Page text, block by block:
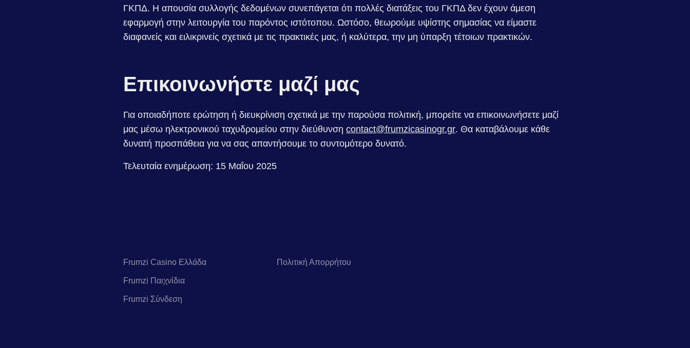
ΓΚΠΔ. Η απουσία συλλογής δεδομένων συνεπάγεται ότι πολλές διατάξεις του ΓΚΠΔ δεν έχουν άμεση
εφαρμογή στην λειτουργία του παρόντος ιστότοπου. Ωστόσο, θεωρούμε υψίστης σημασίας να είμαστε
διαφανείς και ειλικρινείς σχετικά με τις πρακτικές μας, ή καλύτερα, την μη ύπαρξη τέτοιων πρακτικών.
Επικοινωνήστε μαζί μας
Για οποιαδήποτε ερώτηση ή διευκρίνιση σχετικά με την παρούσα πολιτική, μπορείτε να επικοινωνήσετε μαζί
μας μέσω ηλεκτρονικού ταχυδρομείου στην διεύθυνση contact@frumzicasinogr.gr. Θα καταβάλουμε κάθε
δυνατή προσπάθεια για να σας απαντήσουμε το συντομότερο δυνατό.
Τελευταία ενημέρωση: 15 Μαΐου 2025
Frumzi Casino Ελλάδα
Frumzi Παιχνίδια
Frumzi Σύνδεση
Πολιτική Απορρήτου